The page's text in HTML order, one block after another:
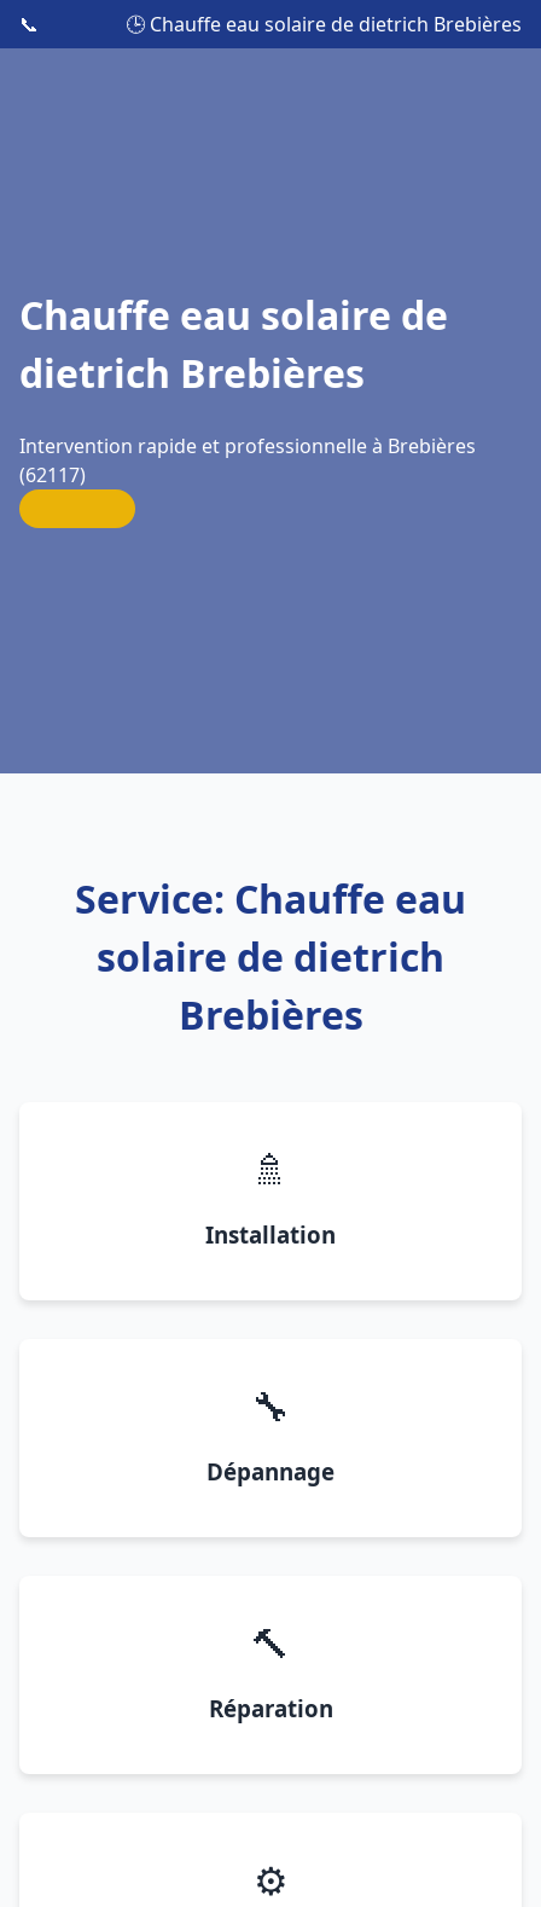
📞 🕒 Chauffe eau solaire de dietrich Brebières
Chauffe eau solaire de
dietrich Brebières
Intervention rapide et professionnelle à Brebières
(62117)
Service: Chauffe eau
solaire de dietrich
Brebières
🚿
Installation
🔧
Dépannage
🔨
Réparation
⚙️